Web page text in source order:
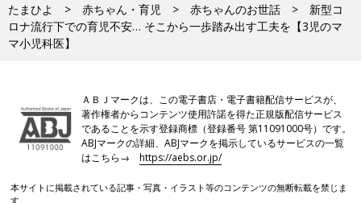
たまひよ 赤ちゃん・育児 赤ちゃんのお世話
新型コ
ロナ流行下での育児不安… そこから一歩踏み出す工夫を【3児のマ
マ小児科医】
ＡＢＪマークは、この電子書店・電子書籍配信サービスが、
著作権者からコンテンツ使用許諾を得た正規版配信サービス
であることを示す登録商標（登録番号 第11091000号）です。
ABJマークの詳細、ABJマークを掲示しているサービスの一覧
はこちら→https://aebs.or.jp/
本サイトに掲載されている記事・写真・イラスト等のコンテンツの無断転載を禁じま
す。